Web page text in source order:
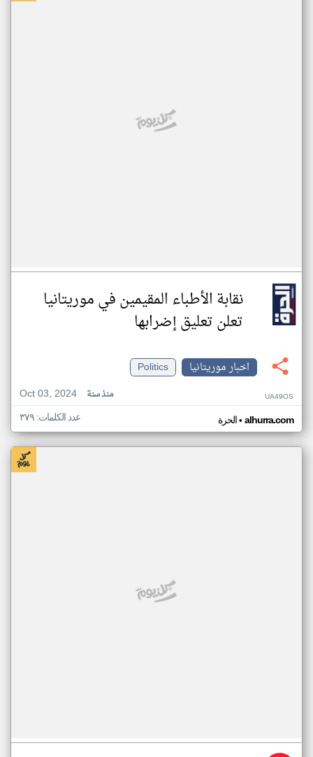
نقابة الأطباء المقيمين في موريتانيا
تعلن تعليق إضرابها
اخبار موريتانيا
Politics
Oct 03, 2024
منذ سنة UA49OS
الحرة• alhurra.com عدد الكلمات: ٣٧٩